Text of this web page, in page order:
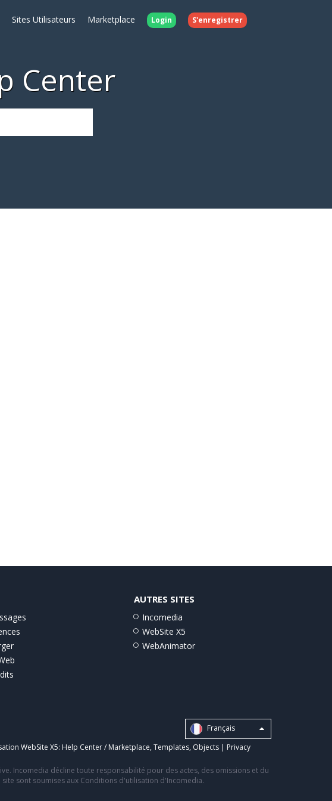
Sites Utilisateurs Marketplace Login S'enregistrer
Center
AUTRES SITES
Incomedia
WebSite X5
WebAnimator
Français
WebSite X5: Help Center / Marketplace, Templates, Objects | Privacy
Incomedia décline toute responsabilité pour des actes, des omissions et du
sont soumises aux Conditions d'utilisation d'Incomedia.